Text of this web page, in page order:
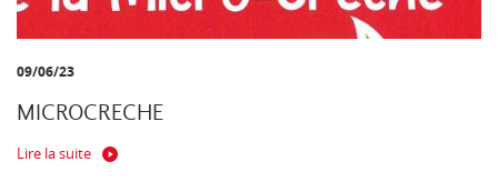
09/06/23
MICROCRECHE
Lire la suite